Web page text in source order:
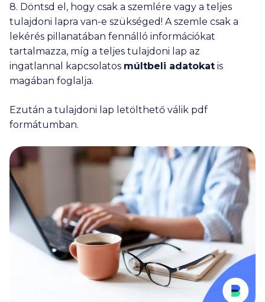
8. Döntsd el, hogy csak a szemlére vagy a teljes
tulajdoni lapra van-e szükséged! A szemle csak a
lekérés pillanatában fennálló információkat
tartalmazza, míg a teljes tulajdoni lap az
ingatlannal kapcsolatos múltbeli adatokat is
magában foglalja.
Ezután a tulajdoni lap letölthető válik pdf
formátumban.